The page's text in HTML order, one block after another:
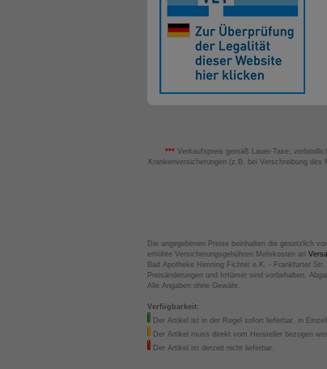
*** Verkaufspreis gemäß Lauer-Taxe;
Krankenversicherungen (z.B. bei Verschreibung
Die angegebenen Preise beinhalten die gesetzlich
erhöhte Versicherungsgebühren Mehrkosten an
Bad Apotheke Henning Fichter e.K. - Frankfurter
Preisänderungen und Irrtümer sind vorbehalten.
Alle Angaben ohne Gewähr.
Verfügbarkeit:
Der Artikel ist in der Regel sofort lieferbar, in
Der Artikel muss direkt vom Hersteller bezogen
Der Artikel ist derzeit nicht lieferbar.